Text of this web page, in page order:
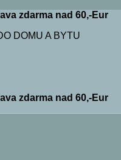
zdarma nad 60,-Eur
DOMU A BYTU
zdarma nad 60,-Eur